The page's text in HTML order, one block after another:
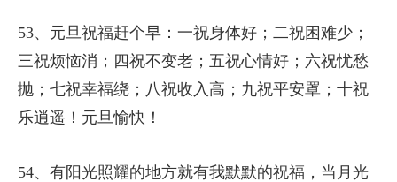
53、元旦祝福赶个早：一祝身体好；二祝困难少；
三祝烦恼消；四祝不变老；五祝心情好；六祝忧愁
抛；七祝幸福绕；八祝收入高；九祝平安罩；十祝
乐逍遥！元旦愉快！
54、有阳光照耀的地方就有我默默的祝福，当月光